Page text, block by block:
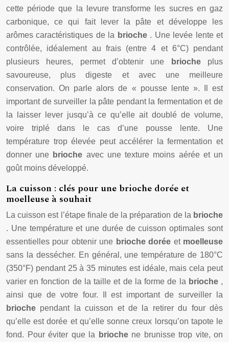
cette période que la levure transforme les sucres en gaz
carbonique, ce qui fait lever la pâte et développe les
arômes caractéristiques de la brioche . Une levée lente et
contrôlée, idéalement au frais (entre 4 et 6°C) pendant
plusieurs heures, permet d’obtenir une
brioche plus
savoureuse, plus digeste et avec une meilleure
conservation. On parle alors de « pousse lente ». Il est
important de surveiller la pâte pendant la fermentation et de
la laisser lever jusqu’à ce qu’elle ait doublé de volume,
voire triplé dans le cas d’une pousse lente. Une
température trop élevée peut accélérer la fermentation et
donner une brioche avec une texture moins aérée et un
goût moins développé.
La cuisson : clés pour une brioche dorée et
moelleuse à souhait
La cuisson est l’étape finale de la préparation de la brioche
. Une température et une durée de cuisson optimales sont
essentielles pour obtenir une brioche dorée et moelleuse
sans la dessécher. En général, une température de 180°C
(350°F) pendant 25 à 35 minutes est idéale, mais cela peut
varier en fonction de la taille et de la forme de la brioche ,
ainsi que de votre four. Il est important de surveiller la
brioche pendant la cuisson et de la retirer du four dès
qu’elle est dorée et qu’elle sonne creux lorsqu’on tapote le
fond. Pour éviter que la
brioche ne brunisse trop vite, on